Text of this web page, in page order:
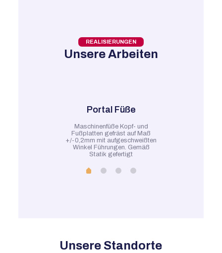
REALISIERUNGEN
Unsere Arbeiten
Portal Füße
Maschinenfüße Kopf- und
Fußplatten gefräst auf Maß
+/-0,2mm mit aufgeschweißten
Winkel Führungen. Gemäß
Statik gefertigt
Unsere Standorte